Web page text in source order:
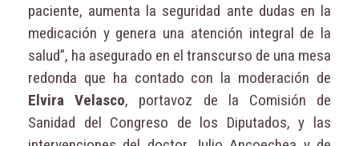
paciente, aumenta la seguridad ante dudas en la
medicación y genera una atención integral de la
salud”, ha asegurado en el transcurso de una mesa
redonda que ha contado con la moderación de
Elvira Velasco, portavoz de la Comisión de
Sanidad del Congreso de los Diputados, y las